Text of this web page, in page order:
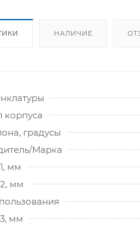
НАЛИЧИЕ
корпуса
градусы
Марка
мм
мм
мм